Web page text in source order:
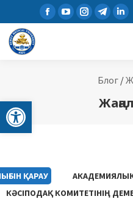
Open toolbar
Блог/
ҚАРАУ
КӘСІПОДАҚ КОМИТЕТІНІҢ